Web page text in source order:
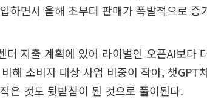
하면서 올해 초부터 판매가 폭발적으로 증
터 지출 계획에 있어 라이벌인 오픈AI보다
해 소비자 대상 사업 비중이 작아, 챗GPT
은 것도 뒷받침이 된 것으로 풀이된다.